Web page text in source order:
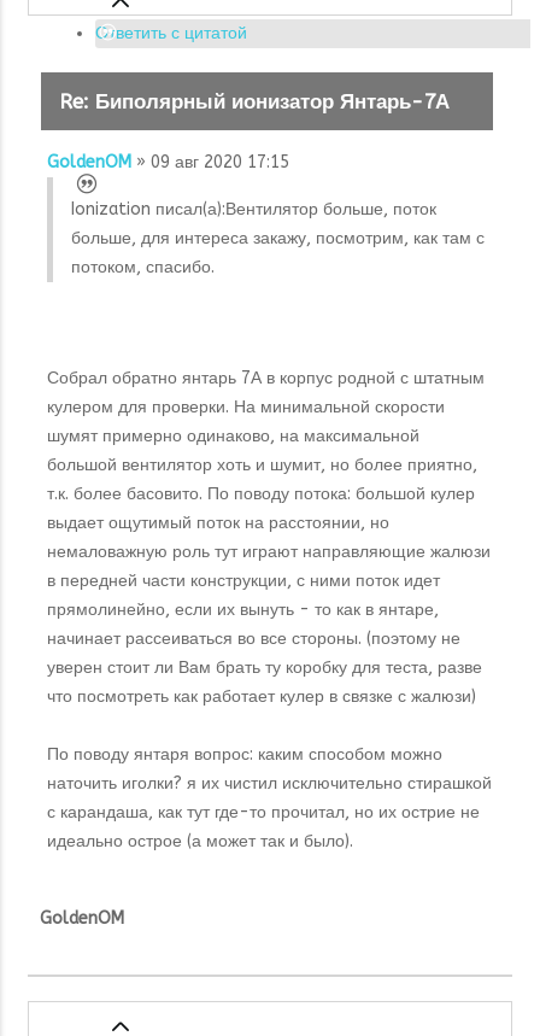
Ответить с цитатой
Re: Биполярный ионизатор Янтарь-7А
GoldenOM » 09 авг 2020 17:15
Ionization писал(а):Вентилятор больше, поток
больше, для интереса закажу, посмотрим, как там с
потоком, спасибо.
Собрал обратно янтарь 7А в корпус родной с штатным
кулером для проверки. На минимальной скорости
шумят примерно одинаково, на максимальной
большой вентилятор хоть и шумит, но более приятно,
т.к. более басовито. По поводу потока: большой кулер
выдает ощутимый поток на расстоянии, но
немаловажную роль тут играют направляющие жалюзи
в передней части конструкции, с ними поток идет
прямолинейно, если их вынуть - то как в янтаре,
начинает рассеиваться во все стороны. (поэтому не
уверен стоит ли Вам брать ту коробку для теста, разве
что посмотреть как работает кулер в связке с жалюзи)
По поводу янтаря вопрос: каким способом можно
наточить иголки? я их чистил исключительно стирашкой
с карандаша, как тут где-то прочитал, но их острие не
идеально острое (а может так и было).
GoldenOM